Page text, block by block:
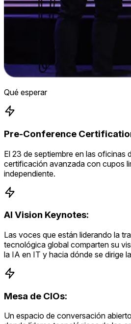
Qué esperar
Pre-Conference
El 23 de septiembre en las oficinas
certificación avanzada con cupos
independiente.
AI Vision Keynotes:
Las voces que están liderando la
tecnológica global comparten su
la IA en IT y hacia dónde se dirige
Mesa de CIOs:
Un espacio de conversación